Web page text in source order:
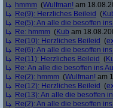
hmmm (Wulfman! am
Re(9): Herzliches Beileid (
Re(5): An alle die besoffen
Re: hmmm (Kub am
Re(10): Herzliches Beileid (
Re(6): An alle die besoffen
Re(11): Herzliches Beileid (
Re: An alle die besoffen ins
Re(2): hmmm (Wulfman! am
Re(12): Herzliches Beileid (
Re(13): An alle die besoffen
Re(2): An alle die besoffen